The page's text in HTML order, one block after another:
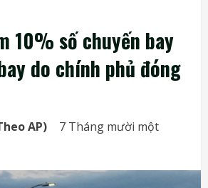
10% số chuyến bay
do chính phủ đóng
AP)
7 Tháng mười một